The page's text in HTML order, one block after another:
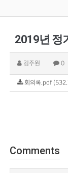
2019년 정
김주원 0
회의록.pdf
Comments